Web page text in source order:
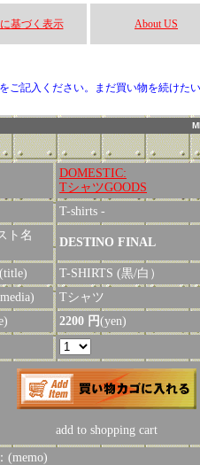
基づく表示 About US
記入ください。まだ買い物を続けた
DOMESTIC:
TシャツGOODS
T-shirts -
ト名
DESTINO FINAL
T-SHIRTS (黒/白）
Tシャツ
2200 円(yen)
add to shopping cart
(memo)